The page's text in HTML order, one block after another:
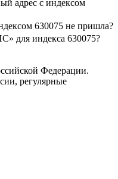
адрес с индексом
630075 не пришла?
для индекса 630075?
Федерации.
регулярные